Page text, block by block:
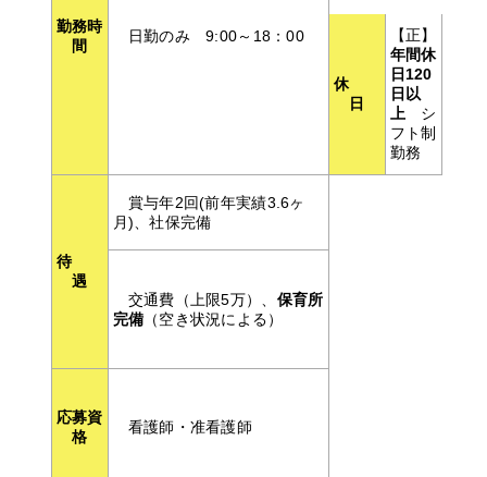
勤務時
間
日勤のみ 9:00～18：00
休
日
【正】
年間休
日120
日以
上 シ
フト制
勤務
待
遇
賞与年2回(前年実績3.6ヶ
月)、社保完備
交通費（上限5万）、 保育所
完備 （空き状況による）
応募資
格
看護師・准看護師